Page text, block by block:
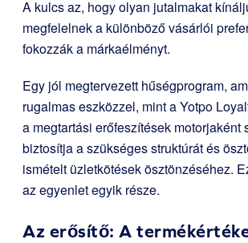
A kulcs az, hogy olyan jutalmakat
megfelelnek a különböző vásárlói
fokozzák a márkaélményt.
Egy jól megtervezett hűségprogram,
rugalmas eszközzel, mint a Yotpo
a megtartási erőfeszítések motorjaként
biztosítja a szükséges struktúrát és
ismételt üzletkötések ösztönzéséhez.
az egyenlet egyik része.
Az erősítő: A